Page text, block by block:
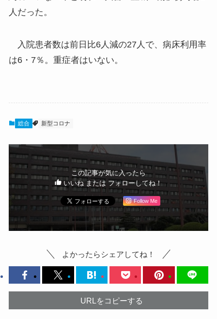
人だった。
入院患者数は前日比6人減の27人で、病床利用率
は6・7％。重症者はいない。
総合 新型コロナ
この記事が気に入ったら
いいね または フォローしてね！
Follow Me
よかったらシェアしてね！
URLをコピーする